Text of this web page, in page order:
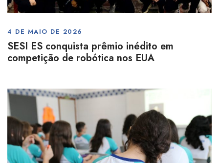
4 DE MAIO DE 2026
SESI ES conquista prêmio inédito em
competição de robótica nos EUA